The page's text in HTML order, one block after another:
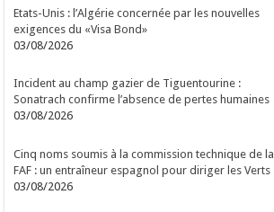
Etats-Unis : l’Algérie concernée par les nouvelles
exigences du «Visa Bond»
03/08/2026
Incident au champ gazier de Tiguentourine :
Sonatrach confirme l’absence de pertes humaines
03/08/2026
Cinq noms soumis à la commission technique de la
FAF : un entraîneur espagnol pour diriger les Verts
03/08/2026